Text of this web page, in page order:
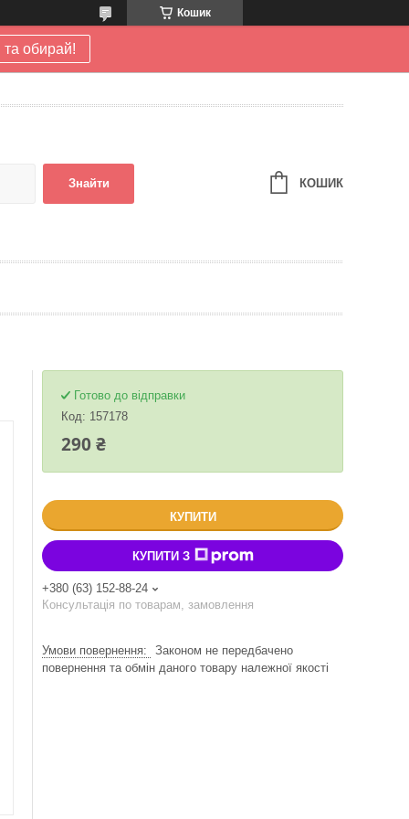
Кошик
та обирай!
Знайти КОШИК
Готово до відправки
Код: 157178
290 ₴
КУПИТИ
КУПИТИ З
+380 (63) 152-88-24
Консультація по товарам, замовлення
Законом не передбачено
повернення та обмін даного товару належної якості